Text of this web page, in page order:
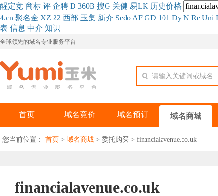
醒定竞 商标 评 企聘 D 360B 搜G 关健 易LK 历史价格
4.cn 聚名金 XZ 22 西部 玉集 新介 Sedo AF GD 101 Dy N Re Uni
表 信息 中介 知识